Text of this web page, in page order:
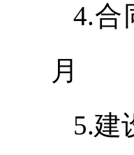
4.合
月
5.建